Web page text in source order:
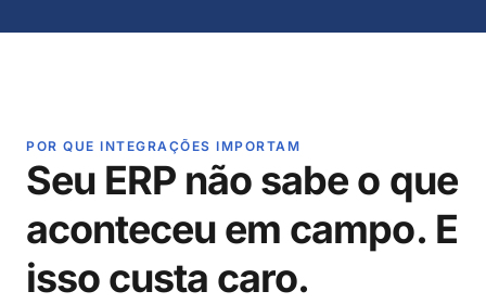
POR QUE INTEGRAÇÕES IMPORTAM
Seu ERP não sabe o que
aconteceu em campo. E
isso custa caro.